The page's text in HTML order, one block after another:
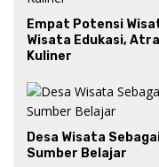
Empat Potensi
Wisata Edukasi,
Kuliner
Desa Wisata
Sumber Belajar